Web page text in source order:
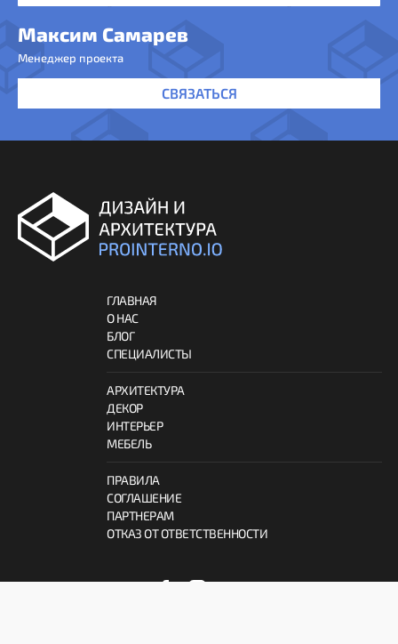
Максим Самарев
Менеджер проекта
СВЯЗАТЬСЯ
ГЛАВНАЯ
О НАС
БЛОГ
СПЕЦИАЛИСТЫ
АРХИТЕКТУРА
ДЕКОР
ИНТЕРЬЕР
МЕБЕЛЬ
ПРАВИЛА
СОГЛАШЕНИЕ
ПАРТНЕРАМ
ОТКАЗ ОТ ОТВЕТСТВЕННОСТИ